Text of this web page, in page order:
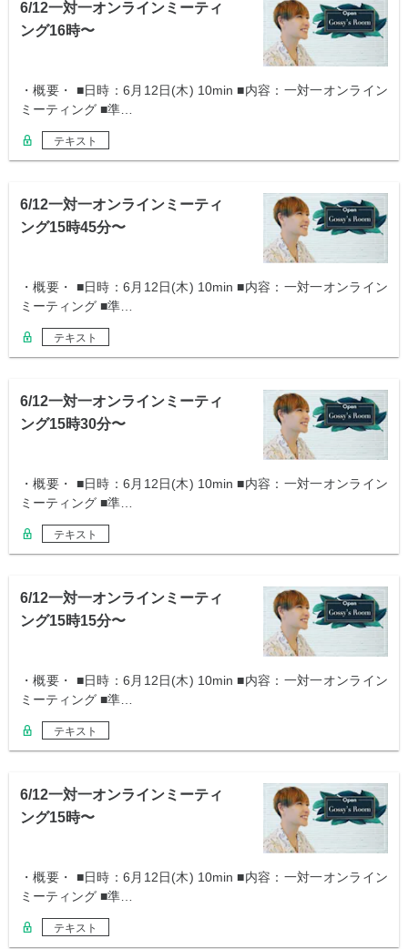
6/12一対一オンラインミーティ
ング16時〜
・概要・ ■日時：6月12日(木) 10min ■内容：一対一オンライン
ミーティング ■準…
テキスト
6/12一対一オンラインミーティ
ング15時45分〜
・概要・ ■日時：6月12日(木) 10min ■内容：一対一オンライン
ミーティング ■準…
テキスト
6/12一対一オンラインミーティ
ング15時30分〜
・概要・ ■日時：6月12日(木) 10min ■内容：一対一オンライン
ミーティング ■準…
テキスト
6/12一対一オンラインミーティ
ング15時15分〜
・概要・ ■日時：6月12日(木) 10min ■内容：一対一オンライン
ミーティング ■準…
テキスト
6/12一対一オンラインミーティ
ング15時〜
・概要・ ■日時：6月12日(木) 10min ■内容：一対一オンライン
ミーティング ■準…
テキスト